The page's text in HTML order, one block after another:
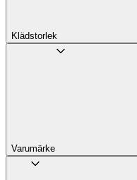
Klädstorlek
Varumärke